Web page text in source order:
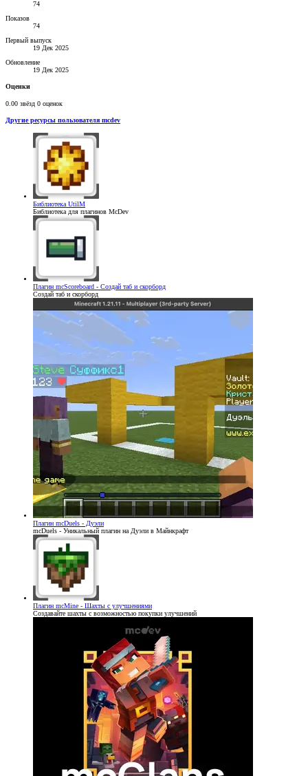
74
Показов
74
Первый выпуск
19 Дек 2025
Обновление
19 Дек 2025
Оценки
0.00 звёзд 0 оценок
Другие ресурсы пользователя mcdev
Библиотека UtilM
Библиотека для плагинов McDev
Плагин mcScoreboard - Создай таб и скорборд
Создай таб и скорборд
Плагин mcDuels - Дуэли
mcDuels - Уникальный плагин на Дуэли в Майнкрафт
Плагин mcMine - Шахты с улучшениями
Создавайте шахты с возможностью покупки улучшений